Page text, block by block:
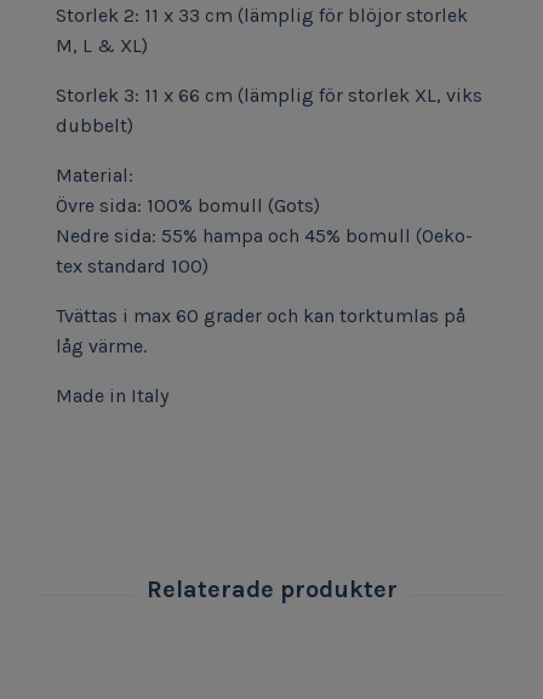
Storlek 2: 11 x 33 cm (lämplig för blöjor storlek
M, L & XL)
Storlek 3: 11 x 66 cm (lämplig för storlek XL, viks
dubbelt)
Material:
Övre sida: 100% bomull (Gots)
Nedre sida: 55% hampa och 45% bomull (Oeko-
tex standard 100)
Tvättas i max 60 grader och kan torktumlas på
låg värme.
Made in Italy